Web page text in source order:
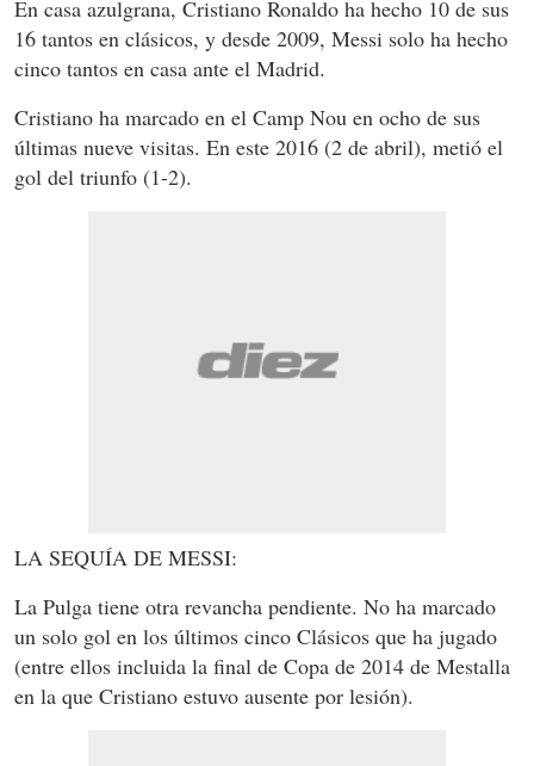
En casa azulgrana, Cristiano Ronaldo ha hecho 10 de sus
16 tantos en clásicos, y desde 2009, Messi solo ha hecho
cinco tantos en casa ante el Madrid.
Cristiano ha marcado en el Camp Nou en ocho de sus
últimas nueve visitas. En este 2016 (2 de abril), metió el
gol del triunfo (1-2).
LA SEQUÍA DE MESSI:
La Pulga tiene otra revancha pendiente. No ha marcado
un solo gol en los últimos cinco Clásicos que ha jugado
(entre ellos incluida la final de Copa de 2014 de Mestalla
en la que Cristiano estuvo ausente por lesión).